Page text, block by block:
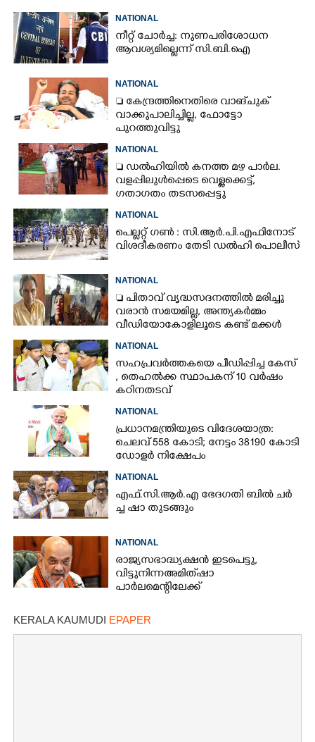
NATIONAL
നീറ്റ് ചോർച്ച: നുണപരിശോധന
ആവശ്യമില്ലെന്ന് സി.ബി.ഐ
NATIONAL
 കേന്ദ്രത്തിനെതിരെ വാങ്‌ചുക്
വാക്കുപാലിച്ചില്ല, ഫോട്ടോ
പുറത്തുവിട്ടു
NATIONAL
 ഡൽഹിയിൽ കനത്ത മഴ പാർല.
വളപ്പിലുൾപ്പെടെ വെള്ളക്കെട്ട്,
ഗതാഗതം തടസപ്പെട്ടു
NATIONAL
പെല്ലറ്റ് ഗൺ : സി.ആർ.പി.എഫിനോട്
വിശദീകരണം തേടി ഡൽഹി പൊലീസ്
NATIONAL
 പിതാവ് വൃദ്ധസദനത്തിൽ മരിച്ചു
വരാൻ സമയമില്ല,​ അന്ത്യകർമ്മം
വീഡിയോകോളിലൂടെ കണ്ട് മക്കൾ
NATIONAL
സഹപ്രവർത്തകയെ പീഡിപ്പിച്ച കേസ്
, തെഹൽക്ക സ്ഥാപകന് 10 വർഷം
കഠിനതടവ്
NATIONAL
പ്രധാനമന്ത്രിയുടെ വിദേശയാത്ര:
ചെലവ് 558 കോടി; നേട്ടം 38190 കോടി
ഡോളർ നിക്ഷേപം
NATIONAL
എ​ഫ്.​സി.​ആ​ർ.​എ​ ​ഭേ​ദ​ഗ​തി​ ​ബിൽ ച​ർ​
ച്ച​ ​ഷാ​ ​തുടങ്ങും
NATIONAL
രാജ്യസഭാദ്ധ്യക്ഷൻ ഇടപെട്ടു,
വിട്ടുനിന്ന അമിത് ഷാ
പാർലമെന്റിലേക്ക്
KERALA KAUMUDI EPAPER